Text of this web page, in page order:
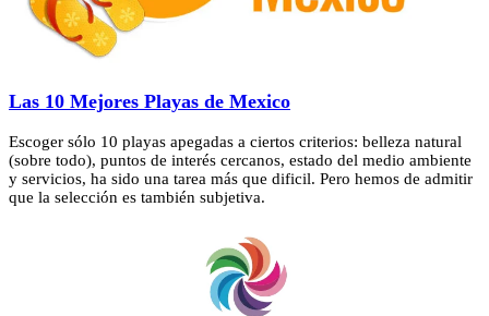
Las 10 Mejores Playas de Mexico
Escoger sólo 10 playas apegadas a ciertos criterios: belleza natural
(sobre todo), puntos de interés cercanos, estado del medio ambiente
y servicios, ha sido una tarea más que dificil. Pero hemos de admitir
que la selección es también subjetiva.